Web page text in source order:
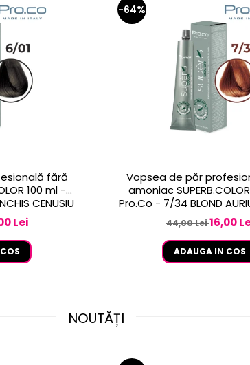
fără
100 ml -
INCHIS CENUSIU
Lei
-64%
Vopsea de păr
amoniac
Pro.Co - 7/34 BLOND
44,00 Lei16,00
ADAUGA IN COS
NOUTĂȚI